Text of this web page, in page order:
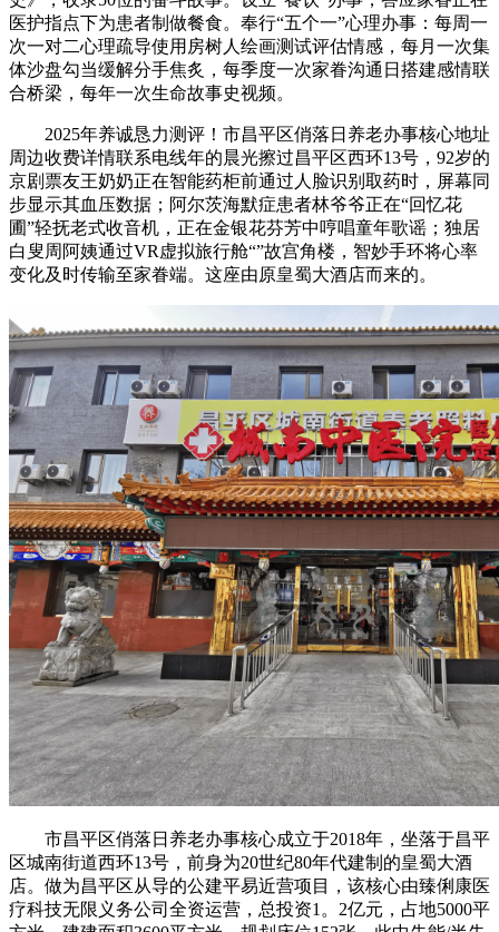
医护指点下为患者制做餐食。奉行“五个一”心理办事：每周一
次一对二心理疏导使用房树人绘画测试评估情感，每月一次集
体沙盘勾当缓解分手焦炙，每季度一次家眷沟通日搭建感情联
合桥梁，每年一次生命故事史视频。
2025年养诚恳力测评！市昌平区俏落日养老办事核心地址
周边收费详情联系电线年的晨光擦过昌平区西环13号，92岁的
京剧票友王奶奶正在智能药柜前通过人脸识别取药时，屏幕同
步显示其血压数据；阿尔茨海默症患者林爷爷正在“回忆花
圃”轻抚老式收音机，正在金银花芬芳中哼唱童年歌谣；独居
白叟周阿姨通过VR虚拟旅行舱“”故宫角楼，智妙手环将心率
变化及时传输至家眷端。这座由原皇蜀大酒店而来的。
市昌平区俏落日养老办事核心成立于2018年，坐落于昌平
区城南街道西环13号，前身为20世纪80年代建制的皇蜀大酒
店。做为昌平区从导的公建平易近营项目，该核心由臻俐康医
疗科技无限义务公司全资运营，总投资1。2亿元，占地5000平